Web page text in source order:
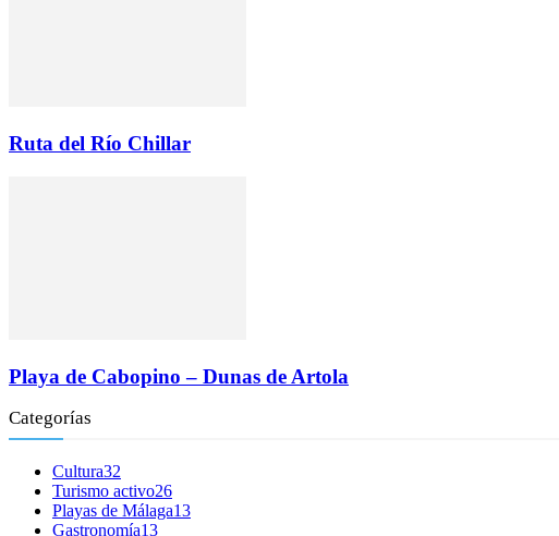
Ruta del Río Chillar
Playa de Cabopino – Dunas de Artola
Categorías
Cultura32
Turismo activo26
Playas de Málaga13
Gastronomía13